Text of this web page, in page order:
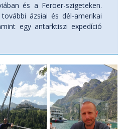
és a Feröer-szigeteken.
ázsiai és dél-amerikai
egy antarktiszi expedíció